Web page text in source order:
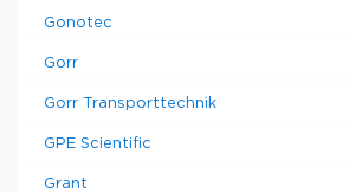
Gonotec
Gorr
Gorr Transporttechnik
GPE Scientific
Grant